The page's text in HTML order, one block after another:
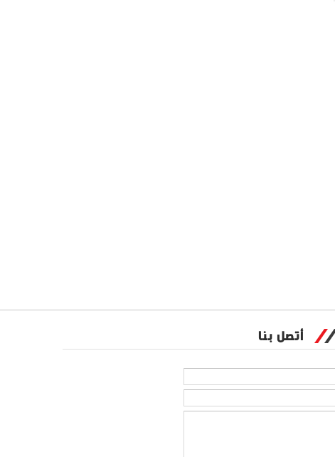
أتصل بنا